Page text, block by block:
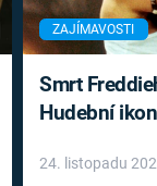
ZAJÍMAVOSTI
Smrt
Hudební
léky
24. listopadu